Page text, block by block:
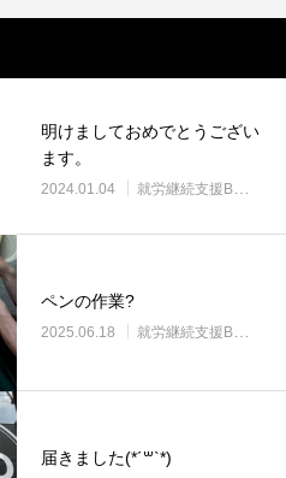
明けましておめでとうござい
ます。
2024.01.04 就労継続支援B型・ニコサービス
ペンの作業?
2025.06.18 就労継続支援B型・ニコサービス
届きました(*´꒳`*)